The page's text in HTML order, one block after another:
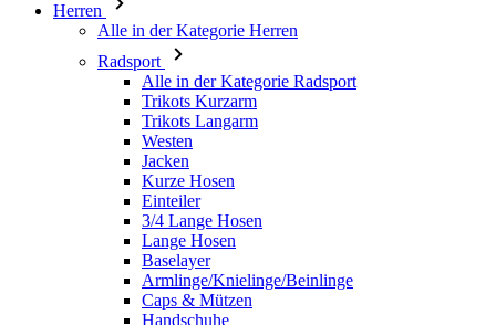
Herren
Alle in der Kategorie Herren
Radsport
Alle in der Kategorie Radsport
Trikots Kurzarm
Trikots Langarm
Westen
Jacken
Kurze Hosen
Einteiler
3/4 Lange Hosen
Lange Hosen
Baselayer
Armlinge/Knielinge/Beinlinge
Caps & Mützen
Handschuhe